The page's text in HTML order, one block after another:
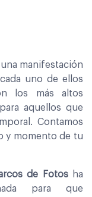
manifestación
uno de ellos
los más altos
aquellos que
Contamos
y momento de tu
de Fotosha
para que